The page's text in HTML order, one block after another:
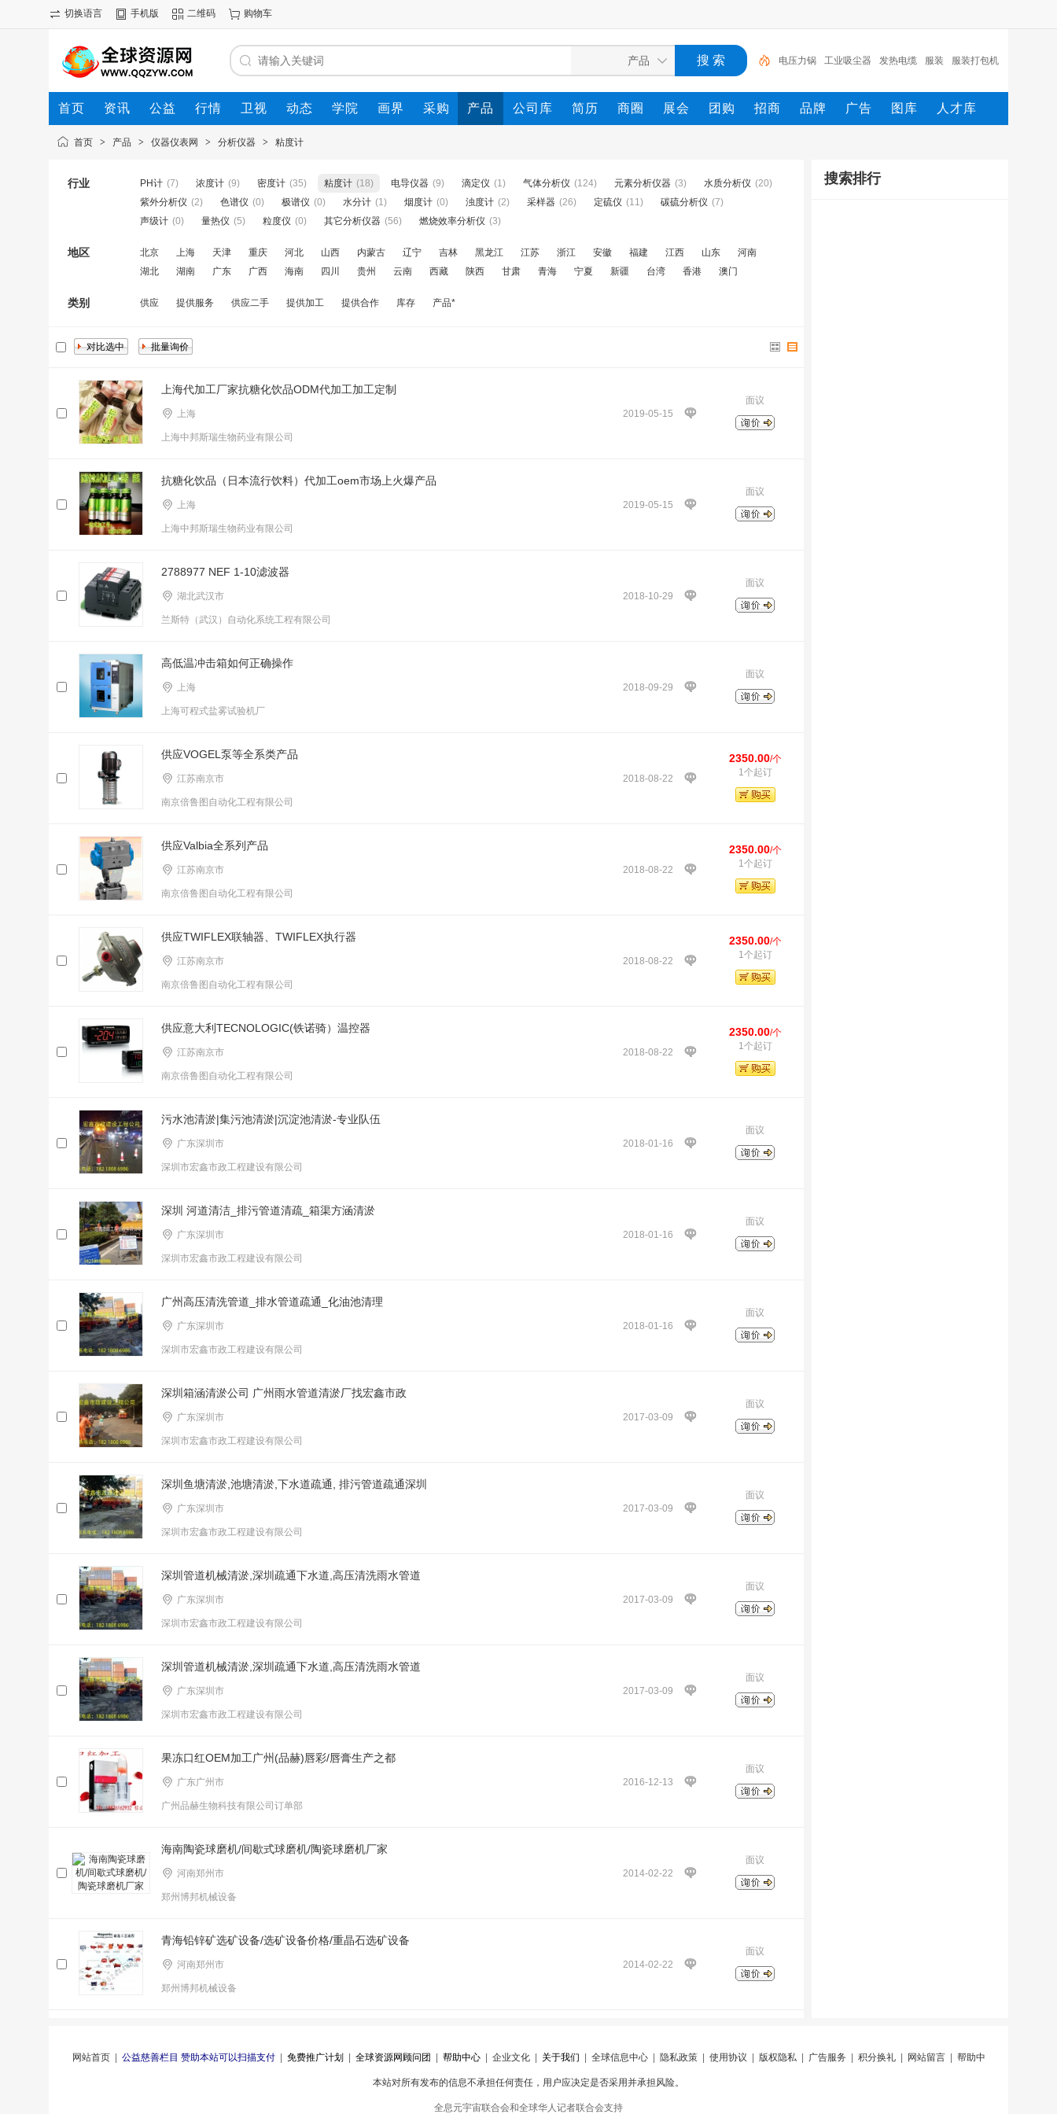
切换语言 手机版 二维码 购物车
电压力锅 工业吸尘器 发热电缆 服装 服装打包机
服务/ 工具 家用电器 电焊机 服务
首页 资讯 公益 行情 卫视 动态 学院 画界 采购 产品 公司库 简历 商圈 展会 团购 招商 品牌 广告 图库 人才库
首页 > 产品 > 仪器仪表网 > 分析仪器 > 粘度计
行业 PH计 (7) 浓度计 (9) 密度计 (35) 粘度计 (18) 电导仪器 (9) 滴定仪 (1) 气体分析仪 (124) 元素分析仪器 (3) 水质分析仪 (20)
紫外分析仪 (2) 色谱仪 (0) 极谱仪 (0) 水分计 (1) 烟度计 (0) 浊度计 (2) 采样器 (26) 定硫仪 (11) 碳硫分析仪 (7)
声级计 (0) 量热仪 (5) 粒度仪 (0) 其它分析仪器 (56) 燃烧效率分析仪 (3)
地区 北京 上海 天津 重庆 河北 山西 内蒙古 辽宁 吉林 黑龙江 江苏 浙江 安徽 福建 江西 山东
河南
湖北
湖南 广东 广西 海南 四川 贵州 云南 西藏 陕西 甘肃 青海 宁夏 新疆 台湾 香港 澳门
类别 供应 提供服务 供应二手 提供加工 提供合作 库存 产品*
上海代加工厂家抗糖化饮品ODM代加工加工定制
2019-05-15
上海
上海中邦斯瑞生物药业有限公司
面议
抗糖化饮品（日本流行饮料）代加工oem市场上火爆产品
2019-05-15
上海
上海中邦斯瑞生物药业有限公司
面议
2788977 NEF 1-10滤波器
2018-10-29
湖北武汉市
兰斯特（武汉）自动化系统工程有限公司
面议
高低温冲击箱如何正确操作
2018-09-29
上海
上海可程式盐雾试验机厂
面议
供应VOGEL泵等全系类产品
2018-08-22
江苏南京市
南京倍鲁图自动化工程有限公司
2350.00/个
1个起订
供应Valbia全系列产品
2018-08-22
江苏南京市
南京倍鲁图自动化工程有限公司
2350.00/个
1个起订
供应TWIFLEX联轴器、TWIFLEX执行器
2018-08-22
江苏南京市
南京倍鲁图自动化工程有限公司
2350.00/个
1个起订
供应意大利TECNOLOGIC(铁诺骑）温控器
2018-08-22
江苏南京市
南京倍鲁图自动化工程有限公司
2350.00/个
1个起订
污水池清淤|集污池清淤|沉淀池清淤-专业队伍
2018-01-16
广东深圳市
深圳市宏鑫市政工程建设有限公司
面议
深圳 河道清洁_排污管道清疏_箱渠方涵清淤
2018-01-16
广东深圳市
深圳市宏鑫市政工程建设有限公司
面议
广州高压清洗管道_排水管道疏通_化油池清理
2018-01-16
广东深圳市
深圳市宏鑫市政工程建设有限公司
面议
深圳箱涵清淤公司 广州雨水管道清淤厂找宏鑫市政
2017-03-09
广东深圳市
深圳市宏鑫市政工程建设有限公司
面议
深圳鱼塘清淤,池塘清淤,下水道疏通, 排污管道疏通深圳
2017-03-09
广东深圳市
深圳市宏鑫市政工程建设有限公司
面议
深圳管道机械清淤,深圳疏通下水道,高压清洗雨水管道
2017-03-09
广东深圳市
深圳市宏鑫市政工程建设有限公司
面议
深圳管道机械清淤,深圳疏通下水道,高压清洗雨水管道
2017-03-09
广东深圳市
深圳市宏鑫市政工程建设有限公司
面议
果冻口红OEM加工广州(品赫)唇彩/唇膏生产之都
2016-12-13
广东广州市
广州品赫生物科技有限公司订单部
面议
海南陶瓷球磨机/间歇式球磨机/陶瓷球磨机厂家
2014-02-22
河南郑州市
郑州博邦机械设备
面议
青海铅锌矿选矿设备/选矿设备价格/重晶石选矿设备
2014-02-22
河南郑州市
郑州博邦机械设备
面议
搜索排行
网站首页| 公益慈善栏目 赞助本站可以扫描支付| 免费推广计划 全球资源网顾问团 帮助中心| 企业文化| 关于我们 全球信息中心| 隐私政策| 使用协议 版权隐私| 广告服务 积分换礼| 网站留言| 帮助中
心|违规举报
本站对所有发布的信息不承担任何责任，用户应决定是否采用并承担风险。
全息元宇宙联合会和全球华人记者联合会支持